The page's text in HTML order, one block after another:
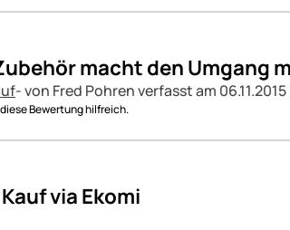
macht den Umgang
- von Fred Pohrenverfasst am 06.11.2015
Bewertung hilfreich.
via Ekomi